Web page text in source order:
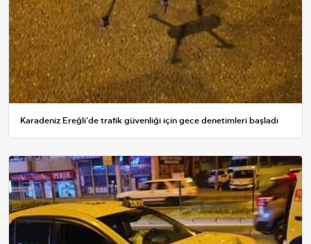
Karadeniz Ereğli'de trafik güvenliği için gece denetimleri başladı